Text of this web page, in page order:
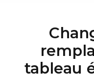
tableau